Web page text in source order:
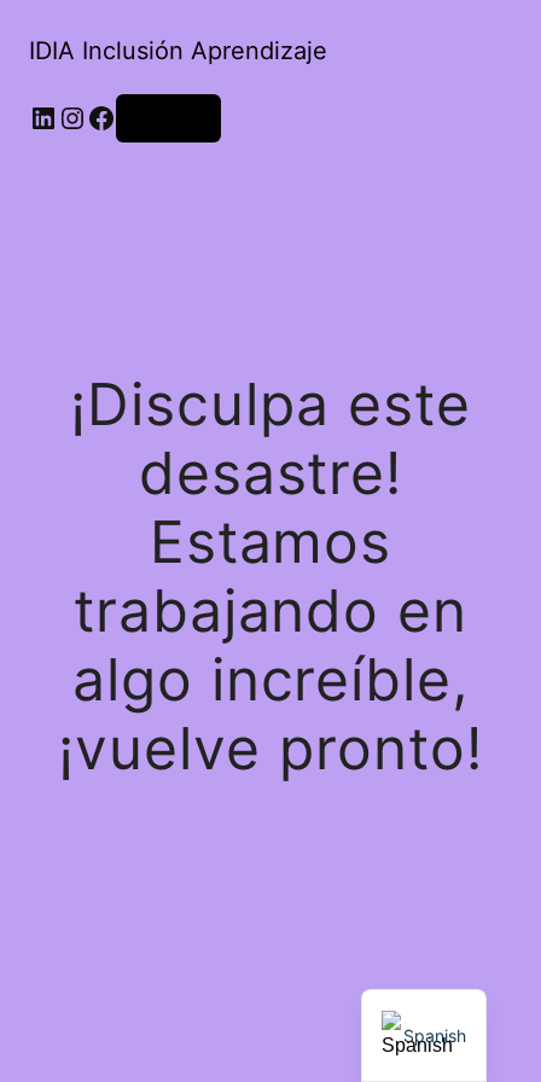
IDIA Inclusión Aprendizaje
¡Disculpa este
desastre!
Estamos
trabajando en
algo increíble,
¡vuelve pronto!
Spanish